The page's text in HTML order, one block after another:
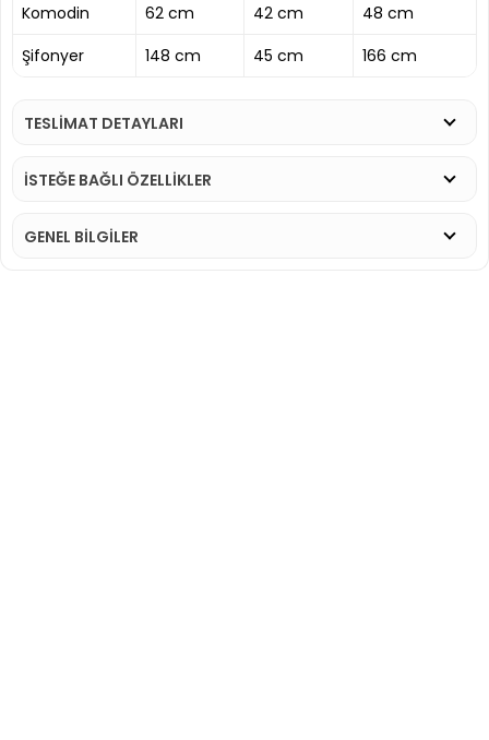
Komodin
62 cm 42 cm
48 cm
Şifonyer
148 cm 45 cm 166 cm
TESLİMAT DETAYLARI
İSTEĞE BAĞLI ÖZELLİKLER
GENEL BİLGİLER